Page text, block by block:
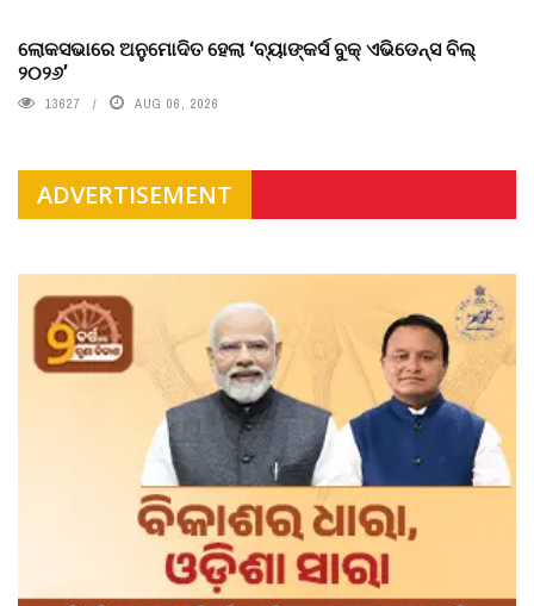
ଲୋକସଭାରେ ଅନୁମୋଦିତ ହେଲା ‘ବ୍ୟାଙ୍କର୍ସ ବୁକ୍ ଏଭିଡେନ୍ସ ବିଲ୍
୨୦୨୬’
13627 AUG 06, 2026
ADVERTISEMENT